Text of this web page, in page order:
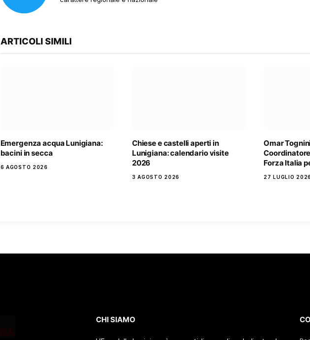
ARTICOLI SIMILI
Emergenza acqua Lunigiana:
bacini in secca
6 AGOSTO 2026
Chiese e castelli aperti in
Lunigiana: calendario visite
2026
3 AGOSTO 2026
Omar
Forza Italia
27 LUGLIO 2026
CHI SIAMO